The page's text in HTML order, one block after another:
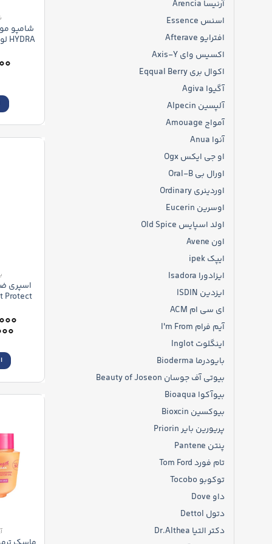
آرنیسا Arencia
اسنس Essence
افترایو Afterave
اکسیس وای Axis-Y
اکوال بری Eqqual Berry
آگیوا Agiva
آلپسین Alpecin
آمواج Amouage
آنوا Anua
او جی ایکس Ogx
اورال بی Oral-B
اوردینری Ordinary
اوسرین Eucerin
اولد اسپایس Old Spice
اون Avene
ایپک ipek
ایزادورا Isadora
ایزدین ISDIN
ای سی ام ACM
آیم فرام I'm From
اینگلوت Inglot
بایودرما Bioderma
بیوتی آف جوسان Beauty of Joseon
بیوآکوا Bioaqua
بیوکسین Bioxcin
پریورین بایر Priorin
پنتن Pantene
تام فورد Tom Ford
توکوبو Tocobo
داو Dove
دتول Dettol
دکتر التیا Dr.Althea
شامپو
اسپری